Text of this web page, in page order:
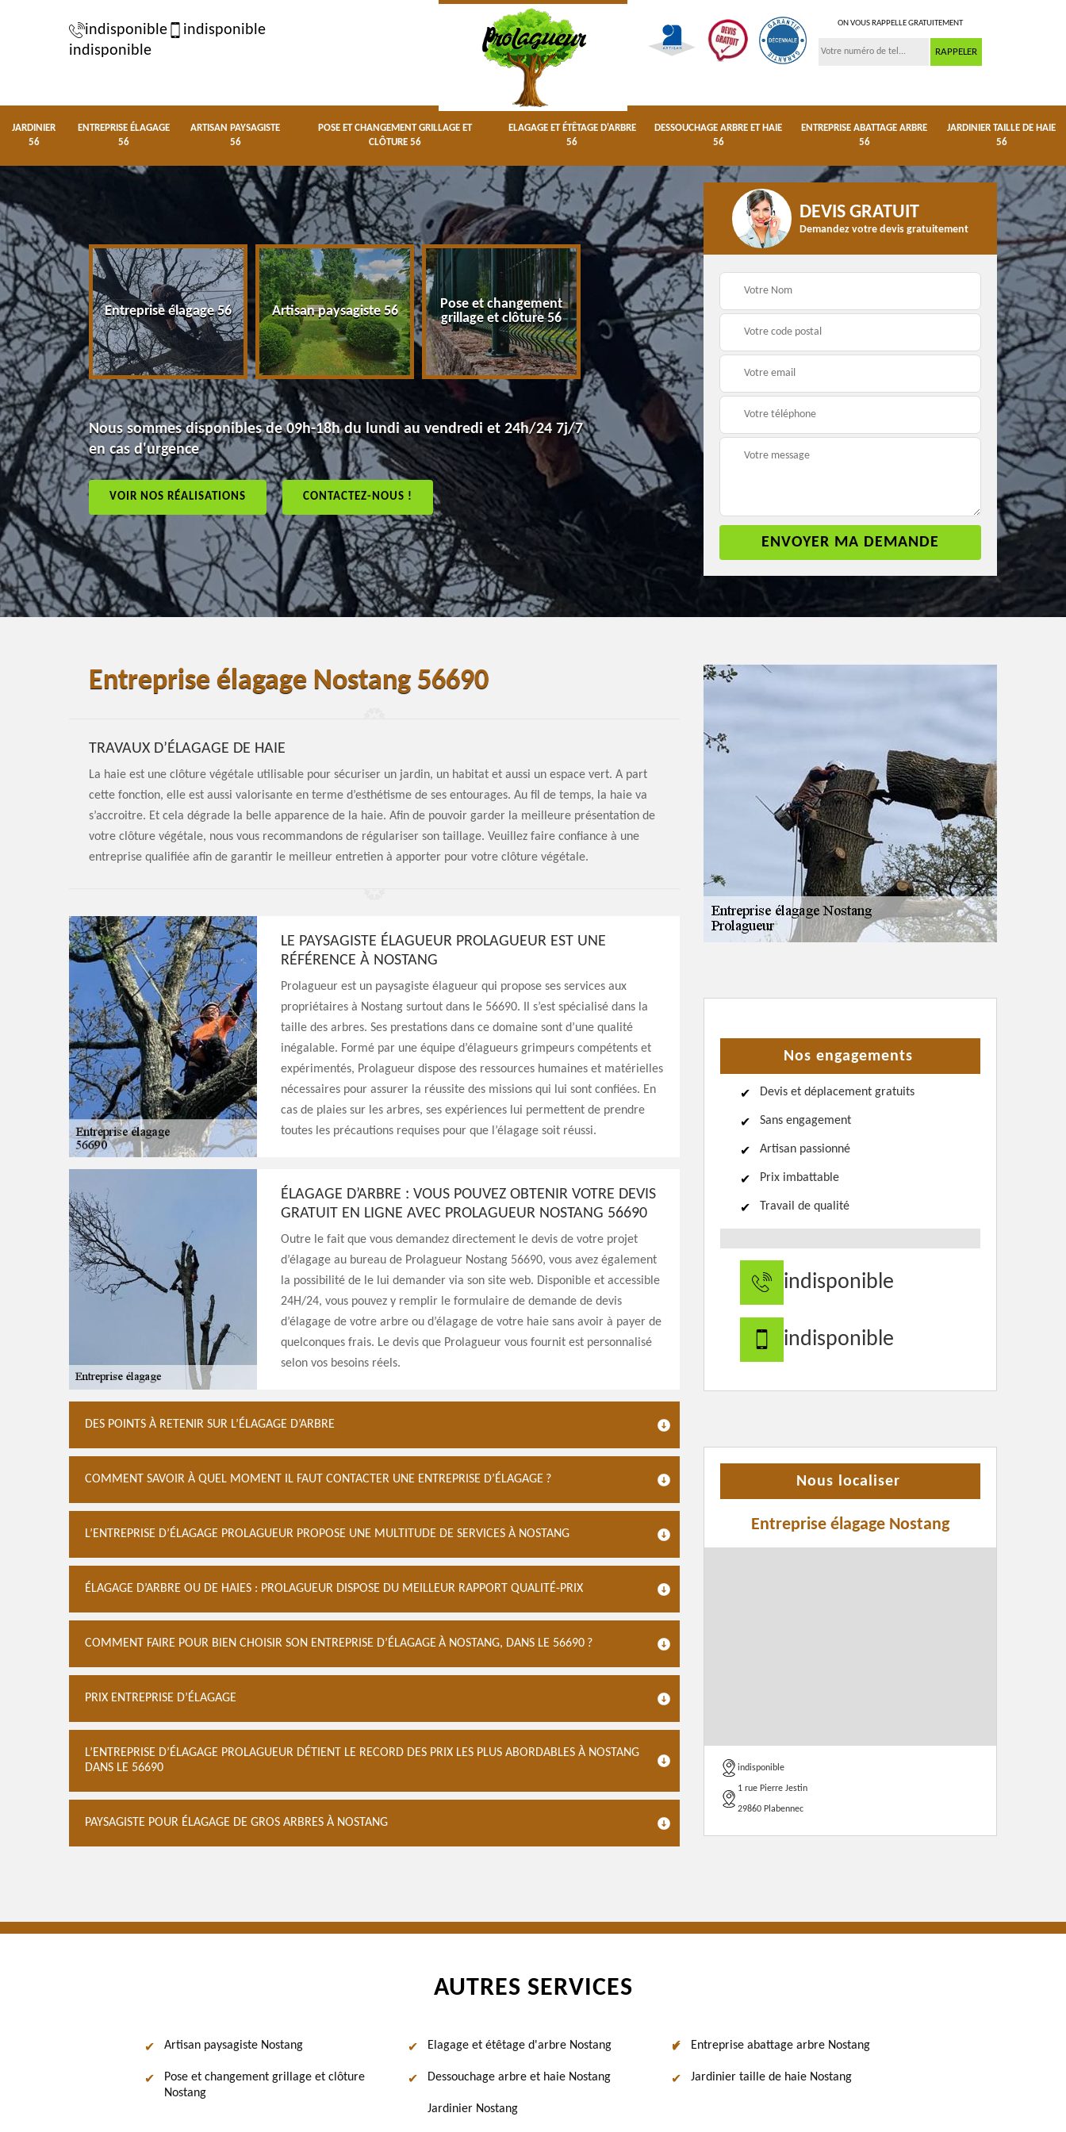
indisponible
indisponible
indisponible
ON VOUS RAPPELLE GRATUITEMENT
JARDINIER
56
ENTREPRISE ÉLAGAGE
56
ARTISAN PAYSAGISTE
56
POSE ET CHANGEMENT GRILLAGE ET
CLÔTURE 56
ELAGAGE ET ÉTÊTAGE D'ARBRE
56
DESSOUCHAGE ARBRE ET HAIE
56
ENTREPRISE ABATTAGE ARBRE
56
JARDINIER TAILLE DE HAIE
56
56 Entreprise élagage 56 Artisan paysagiste 56
Pose et changement
grillage et clôture 56
Elagage et étêtage
d'arbre 56
haie 56
Entreprise abattage
arbre 56
Nous sommes disponibles de 09h-18h du lundi au vendredi et 24h/24 7j/7
en cas d'urgence
VOIR NOS RÉALISATIONS CONTACTEZ-NOUS !
DEVIS GRATUIT
Demandez votre devis gratuitement
Entreprise élagage Nostang 56690
TRAVAUX D’ÉLAGAGE DE HAIE
La haie est une clôture végétale utilisable pour sécuriser un jardin, un habitat et aussi un espace vert. A part
cette fonction, elle est aussi valorisante en terme d’esthétisme de ses entourages. Au fil de temps, la haie va
s’accroitre. Et cela dégrade la belle apparence de la haie. Afin de pouvoir garder la meilleure présentation de
votre clôture végétale, nous vous recommandons de régulariser son taillage. Veuillez faire confiance à une
entreprise qualifiée afin de garantir le meilleur entretien à apporter pour votre clôture végétale.
LE PAYSAGISTE ÉLAGUEUR PROLAGUEUR EST UNE
RÉFÉRENCE À NOSTANG
Prolagueur est un paysagiste élagueur qui propose ses services aux
propriétaires à Nostang surtout dans le 56690. Il s’est spécialisé dans la
taille des arbres. Ses prestations dans ce domaine sont d’une qualité
inégalable. Formé par une équipe d’élagueurs grimpeurs compétents et
expérimentés, Prolagueur dispose des ressources humaines et matérielles
nécessaires pour assurer la réussite des missions qui lui sont confiées. En
cas de plaies sur les arbres, ses expériences lui permettent de prendre
toutes les précautions requises pour que l’élagage soit réussi.
ÉLAGAGE D’ARBRE : VOUS POUVEZ OBTENIR VOTRE DEVIS
GRATUIT EN LIGNE AVEC PROLAGUEUR NOSTANG 56690
Outre le fait que vous demandez directement le devis de votre projet
d’élagage au bureau de Prolagueur Nostang 56690, vous avez également
la possibilité de le lui demander via son site web. Disponible et accessible
24H/24, vous pouvez y remplir le formulaire de demande de devis
d’élagage de votre arbre ou d’élagage de votre haie sans avoir à payer de
quelconques frais. Le devis que Prolagueur vous fournit est personnalisé
selon vos besoins réels.
DES POINTS À RETENIR SUR L’ÉLAGAGE D’ARBRE
COMMENT SAVOIR À QUEL MOMENT IL FAUT CONTACTER UNE ENTREPRISE D’ÉLAGAGE ?
L’ENTREPRISE D’ÉLAGAGE PROLAGUEUR PROPOSE UNE MULTITUDE DE SERVICES À NOSTANG
ÉLAGAGE D’ARBRE OU DE HAIES : PROLAGUEUR DISPOSE DU MEILLEUR RAPPORT QUALITÉ-PRIX
COMMENT FAIRE POUR BIEN CHOISIR SON ENTREPRISE D’ÉLAGAGE À NOSTANG, DANS LE 56690 ?
PRIX ENTREPRISE D’ÉLAGAGE
L’ENTREPRISE D’ÉLAGAGE PROLAGUEUR DÉTIENT LE RECORD DES PRIX LES PLUS ABORDABLES À NOSTANG
DANS LE 56690
PAYSAGISTE POUR ÉLAGAGE DE GROS ARBRES À NOSTANG
Nos engagements
Devis et déplacement gratuits
Sans engagement
Artisan passionné
Prix imbattable
Travail de qualité
indisponible
indisponible
Nous localiser
Entreprise élagage Nostang
indisponible
1 rue Pierre Jestin
29860 Plabennec
AUTRES SERVICES
Artisan paysagiste Nostang
Pose et changement grillage et clôture
Nostang
Elagage et étêtage d'arbre Nostang
Dessouchage arbre et haie Nostang
Jardinier Nostang
Entreprise abattage arbre Nostang
Jardinier taille de haie Nostang